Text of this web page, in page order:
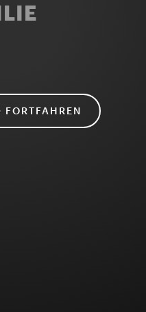
FORTFAHREN